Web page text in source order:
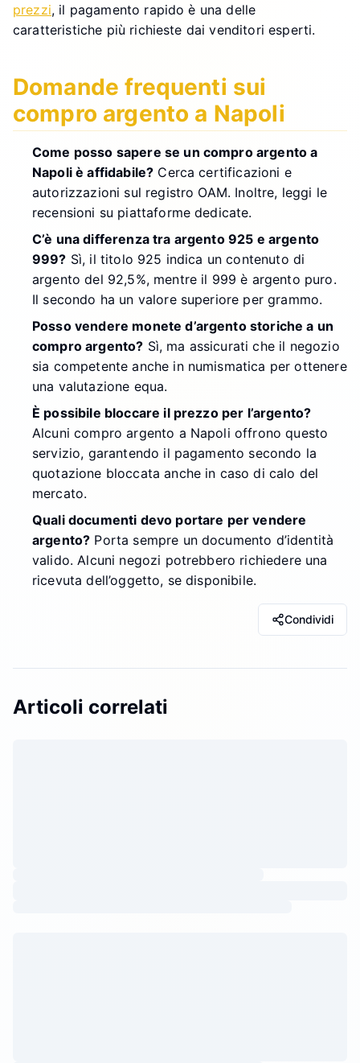
prezzi, il pagamento rapido è una delle
caratteristiche più richieste dai venditori esperti.
Domande frequenti sui
compro argento a Napoli
Come posso sapere se un compro argento a
Napoli è affidabile? Cerca certificazioni e
autorizzazioni sul registro OAM. Inoltre, leggi le
recensioni su piattaforme dedicate.
C’è una differenza tra argento 925 e argento
999? Sì, il titolo 925 indica un contenuto di
argento del 92,5%, mentre il 999 è argento puro.
Il secondo ha un valore superiore per grammo.
Posso vendere monete d’argento storiche a un
compro argento? Sì, ma assicurati che il negozio
sia competente anche in numismatica per ottenere
una valutazione equa.
È possibile bloccare il prezzo per l’argento?
Alcuni compro argento a Napoli offrono questo
servizio, garantendo il pagamento secondo la
quotazione bloccata anche in caso di calo del
mercato.
Quali documenti devo portare per vendere
argento? Porta sempre un documento d’identità
valido. Alcuni negozi potrebbero richiedere una
ricevuta dell’oggetto, se disponibile.
Condividi
Articoli correlati